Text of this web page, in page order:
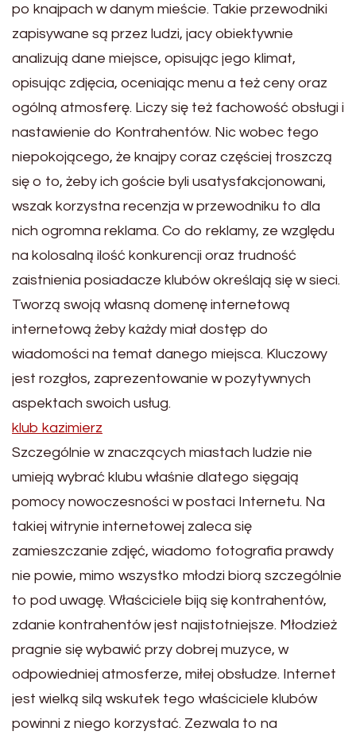
po knajpach w danym mieście. Takie przewodniki
zapisywane są przez ludzi, jacy obiektywnie
analizują dane miejsce, opisując jego klimat,
opisując zdjęcia, oceniając menu a też ceny oraz
ogólną atmosferę. Liczy się też fachowość obsługi i
nastawienie do Kontrahentów. Nic wobec tego
niepokojącego, że knajpy coraz częściej troszczą
się o to, żeby ich goście byli usatysfakcjonowani,
wszak korzystna recenzja w przewodniku to dla
nich ogromna reklama. Co do reklamy, ze względu
na kolosalną ilość konkurencji oraz trudność
zaistnienia posiadacze klubów określają się w sieci.
Tworzą swoją własną domenę internetową
internetową żeby każdy miał dostęp do
wiadomości na temat danego miejsca. Kluczowy
jest rozgłos, zaprezentowanie w pozytywnych
aspektach swoich usług.
klub kazimierz
Szczególnie w znaczących miastach ludzie nie
umieją wybrać klubu właśnie dlatego sięgają
pomocy nowoczesności w postaci Internetu. Na
takiej witrynie internetowej zaleca się
zamieszczanie zdjęć, wiadomo fotografia prawdy
nie powie, mimo wszystko młodzi biorą szczególnie
to pod uwagę. Właściciele biją się kontrahentów,
zdanie kontrahentów jest najistotniejsze. Młodzież
pragnie się wybawić przy dobrej muzyce, w
odpowiedniej atmosferze, miłej obsłudze. Internet
jest wielką silą wskutek tego właściciele klubów
powinni z niego korzystać. Zezwala to na